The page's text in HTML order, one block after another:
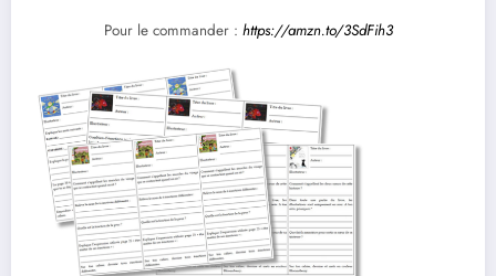
Pour le commander : https://amzn.to/3SdFih3